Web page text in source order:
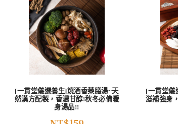
[一貫堂儀選養生]燒酒香藥膳湯~天
然漢方配製，香濃甘醇!秋冬必備暖
身湯品!!
[一貫堂儀
滋補強身